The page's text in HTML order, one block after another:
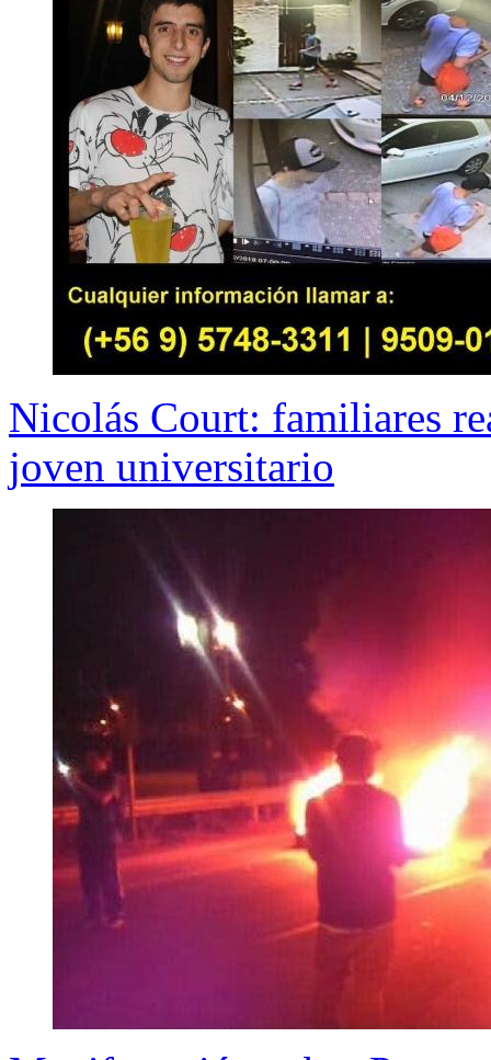
Nicolás Court: familiares
joven universitario